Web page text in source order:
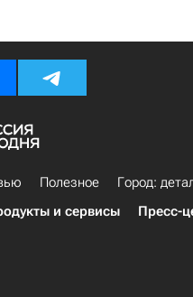
Полезное
Город:
и сервисы Пресс-